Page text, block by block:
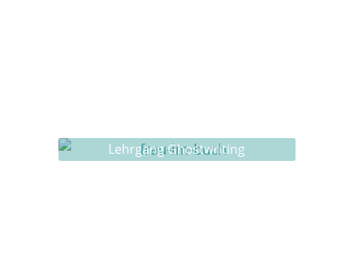
Lehrgang Ghostwriting